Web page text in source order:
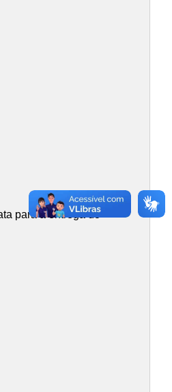
para a entrega do